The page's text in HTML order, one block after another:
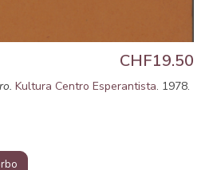
CHF19.50
Kultura Centro Esperantista. 1978.